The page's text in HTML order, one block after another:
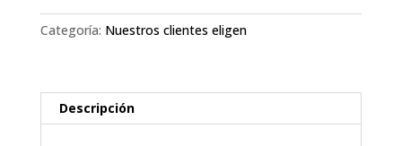
Categoría: Nuestros clientes eligen
Descripción